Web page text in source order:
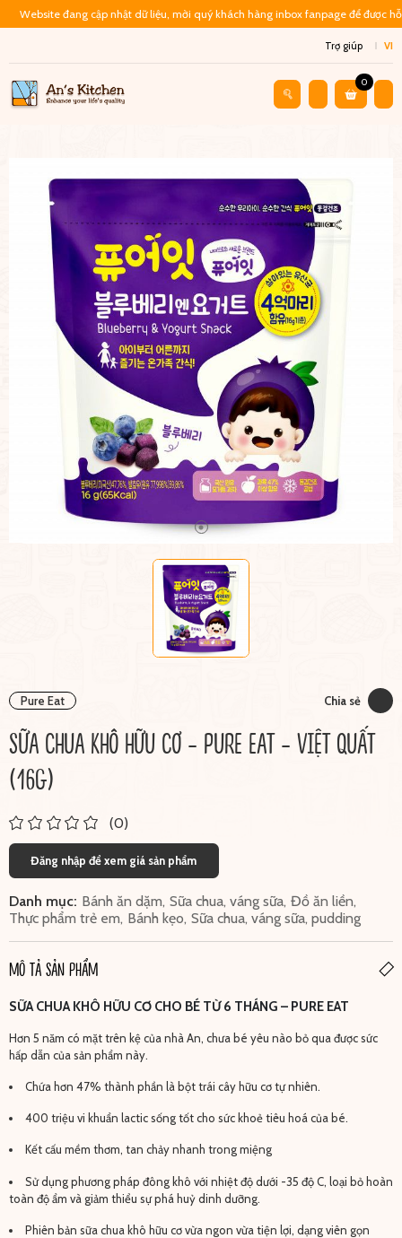
Website đang cập nhật dữ liệu, mời quý khách hàng inbox fanpage để được
Trợ giúp VI
0
Pure Eat Chia sẻ
SỮA CHUA KHÔ HỮU CƠ - PURE EAT - VIỆT QUẤT
(16G)
(0)
Đăng nhập để xem giá sản phẩm
Danh mục: Bánh ăn dặm, Sữa chua, váng sữa, Đồ ăn liền,
Thực phẩm trẻ em, Bánh kẹo, Sữa chua, váng sữa, pudding
MÔ TẢ SẢN PHẨM
SỮA CHUA KHÔ HỮU CƠ CHO BÉ TỪ 6 THÁNG – PURE EAT
Hơn 5 năm có mặt trên kệ của nhà An, chưa bé yêu nào bỏ qua được sức
hấp dẫn của sản phẩm này.
Chứa hơn 47% thành phần là bột trái cây hữu cơ tự nhiên.
400 triệu vi khuẩn lactic sống tốt cho sức khoẻ tiêu hoá của bé.
Kết cấu mềm thơm, tan chảy nhanh trong miệng
Sử dụng phương pháp đông khô với nhiệt độ dưới -35 độ C, loại bỏ hoàn
toàn độ ẩm và giảm thiểu sự phá huỷ dinh dưỡng.
Phiên bản sữa chua khô hữu cơ vừa ngon vừa tiện lợi, dạng viên gọn